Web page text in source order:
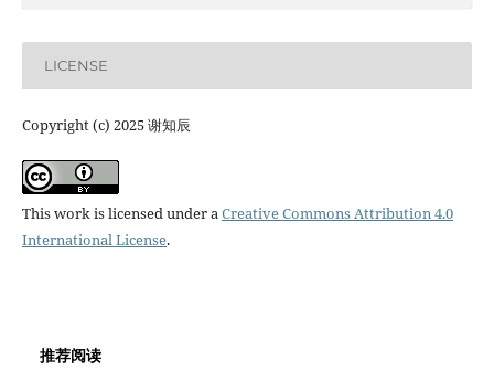
LICENSE
Copyright (c) 2025 谢知辰
This work is licensed under aCreative Commons Attribution 4.0
International License.
推荐阅读